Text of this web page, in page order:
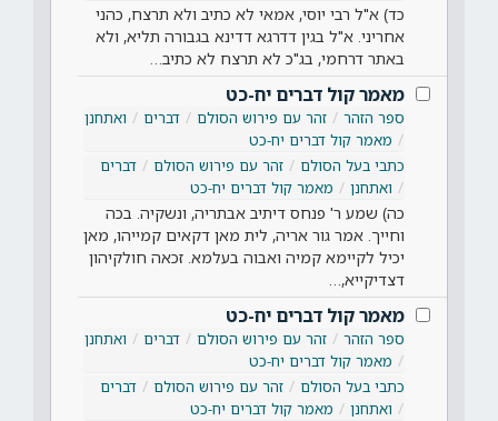
כד) א"ל רבי יוסי, אמאי לא כתיב ולא תרצח, כהני
אחריני. א"ל בגין דדרגא דדינא בגבורה תליא, ולא
באתר דרחמי, בג"כ לא תרצח לא כתיב…
מאמר קול דברים יח-כט
ספר הזהר זהר עם פירוש הסולם דברים
ואתחנן
מאמר קול דברים יח-כט
כתבי בעל הסולם
זהר עם פירוש הסולם
דברים
ואתחנן
מאמר קול דברים יח-כט
כה) שמע ר' פנחס דיתיב אבתריה, ונשקיה. בכה
וחייך. אמר גור אריה, לית מאן דקאים קמייהו, מאן
יכיל לקיימא קמיה ואבוה בעלמא. זכאה חולקיהון
דצדיקייא,…
מאמר קול דברים יח-כט
ספר הזהר זהר עם פירוש הסולם דברים
ואתחנן
מאמר קול דברים יח-כט
כתבי בעל הסולם
זהר עם פירוש הסולם
דברים
ואתחנן
מאמר קול דברים יח-כט